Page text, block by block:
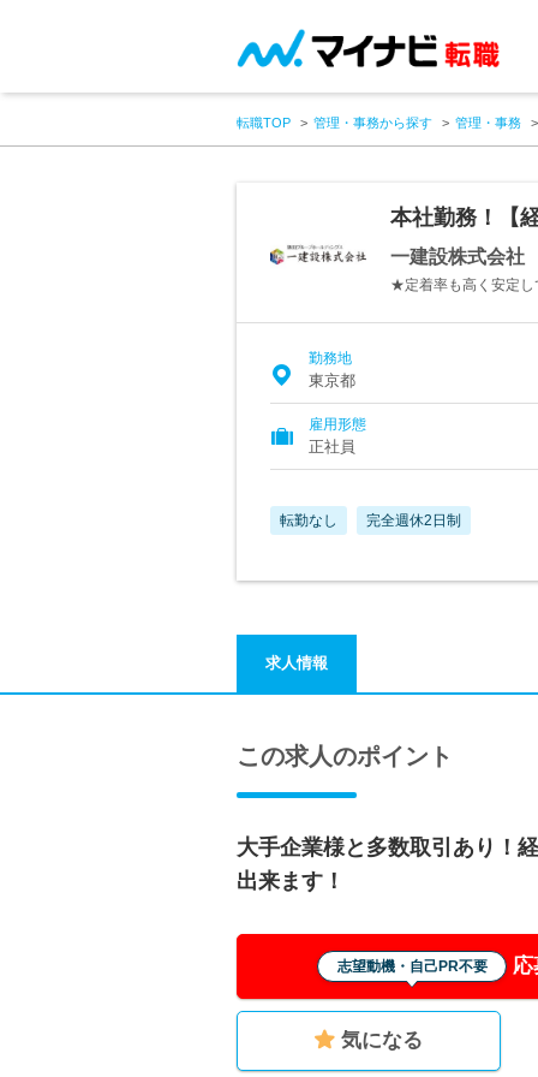
転職TOP 管理・事務から探す 管理・事務
本社勤務！【
一建設株式会社
★定着率も高く安定し
勤務地
東京都
雇用形態
正社員
転勤なし 完全週休2日制
求人情報
この求人のポイント
大手企業様と多数取引あり！
出来ます！
志望動機・自己PR不要
気になる